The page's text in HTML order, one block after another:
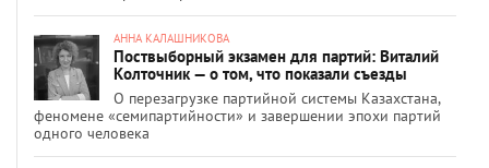
АННА КАЛАШНИКОВА
Поствыборный экзамен для партий: Виталий
Колточник — о том, что показали съезды
О перезагрузке партийной системы Казахстана,
феномене «семипартийности» и завершении эпохи партий
одного человека